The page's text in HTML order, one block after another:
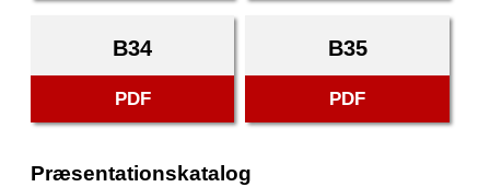
B34
PDF
B35
PDF
Præsentationskatalog